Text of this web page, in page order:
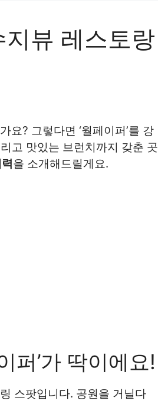
뷰 레스토랑
요? 그렇다면 ‘월페이퍼’를 강
고 맛있는 브런치까지 갖춘 곳
을 소개해드릴게요.
퍼’가 딱이에요!
스팟입니다. 공원을 거닐다